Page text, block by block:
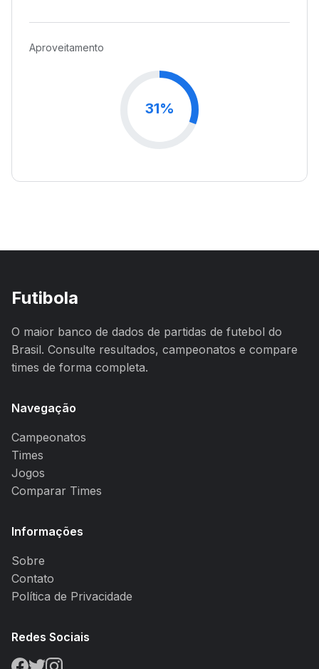
Aproveitamento
31%
Futibola
O maior banco de dados de partidas de futebol do
Brasil. Consulte resultados, campeonatos e compare
times de forma completa.
Navegação
Campeonatos
Times
Jogos
Comparar Times
Informações
Sobre
Contato
Política de Privacidade
Redes Sociais